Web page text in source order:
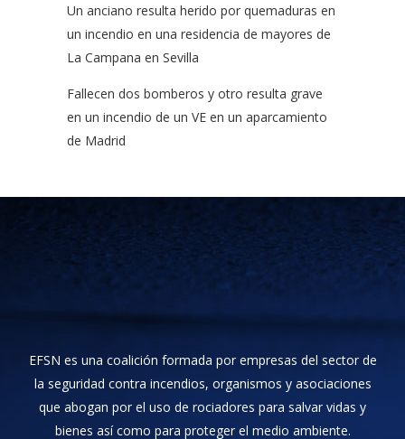
Un anciano resulta herido por quemaduras en
un incendio en una residencia de mayores de
La Campana en Sevilla
Fallecen dos bomberos y otro resulta grave
en un incendio de un VE en un aparcamiento
de Madrid
EFSN es una coalición formada por empresas del sector de
la seguridad contra incendios, organismos y asociaciones
que abogan por el uso de rociadores para salvar vidas y
bienes así como para proteger el medio ambiente.